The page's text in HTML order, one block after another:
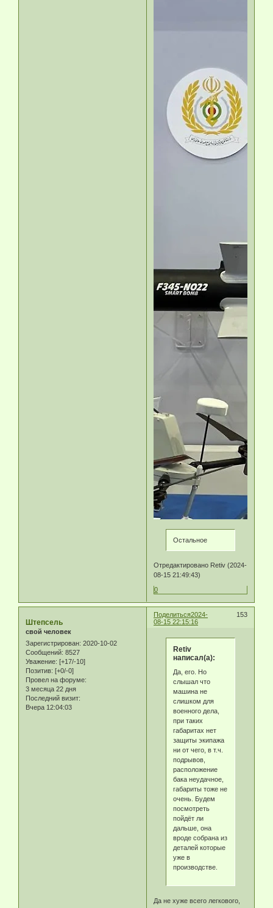
Остальное
Отредактировано Retiv (2024-
08-15 21:49:43)
0
Поделиться 153
2024-
08-15 22:15:16
Штепсель
свой человек
Зарегистрирован: 2020-10-02
Сообщений: 8527
Уважение: [+17/-10]
Позитив: [+0/-0]
Провел на форуме:
3 месяца 22 дня
Последний визит:
Вчера 12:04:03
Retiv
написал(а):
Да, его. Но
слышал что
машина не
слишком для
военного дела,
при таких
габаритах нет
защиты экипажа
ни от чего, в т.ч.
подрывов,
расположение
бака неудачное,
габариты тоже не
очень. Будем
посмотреть
пойдёт ли
дальше, она
вроде собрана из
деталей которые
уже в
производстве.
Да не хуже всего легкового,